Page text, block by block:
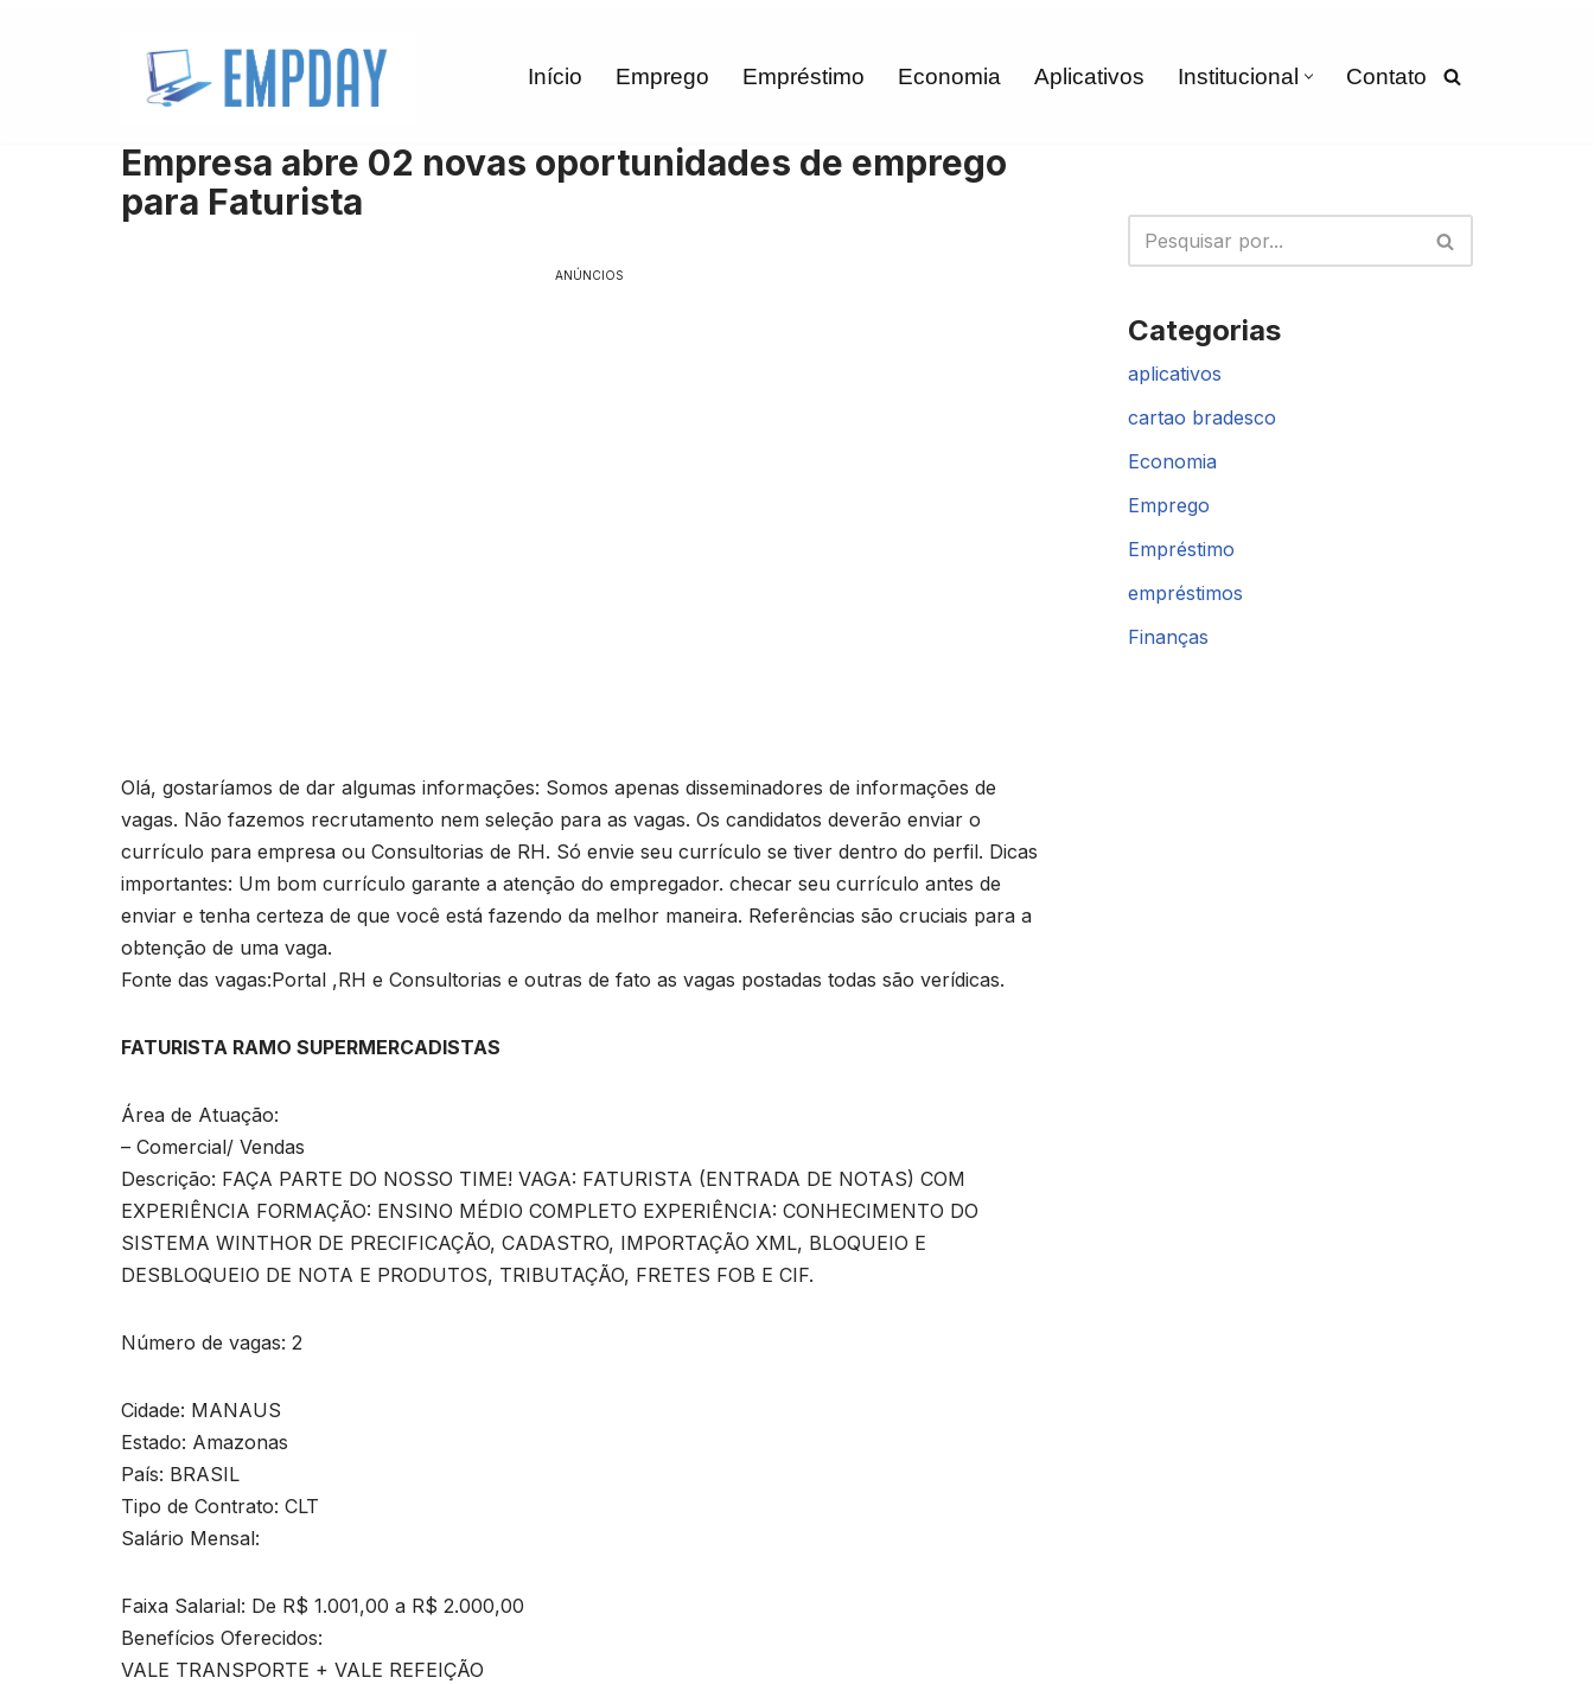
Início Emprego Empréstimo Economia Aplicativos Institucional Contato
Empresa abre 02 novas oportunidades de emprego
para Faturista
ANÚNCIOS
Olá, gostaríamos de dar algumas informações: Somos apenas disseminadores de informações de
vagas. Não fazemos recrutamento nem seleção para as vagas. Os candidatos deverão enviar o
currículo para empresa ou Consultorias de RH. Só envie seu currículo se tiver dentro do perfil. Dicas
importantes: Um bom currículo garante a atenção do empregador. checar seu currículo antes de
enviar e tenha certeza de que você está fazendo da melhor maneira. Referências são cruciais para a
obtenção de uma vaga.
Fonte das vagas:Portal ,RH e Consultorias e outras de fato as vagas postadas todas são verídicas.
FATURISTA RAMO SUPERMERCADISTAS
Área de Atuação:
– Comercial/ Vendas
Descrição: FAÇA PARTE DO NOSSO TIME! VAGA: FATURISTA (ENTRADA DE NOTAS) COM
EXPERIÊNCIA FORMAÇÃO: ENSINO MÉDIO COMPLETO EXPERIÊNCIA: CONHECIMENTO DO
SISTEMA WINTHOR DE PRECIFICAÇÃO, CADASTRO, IMPORTAÇÃO XML, BLOQUEIO E
DESBLOQUEIO DE NOTA E PRODUTOS, TRIBUTAÇÃO, FRETES FOB E CIF.
Número de vagas: 2
Cidade: MANAUS
Estado: Amazonas
País: BRASIL
Tipo de Contrato: CLT
Salário Mensal:
Faixa Salarial: De R$ 1.001,00 a R$ 2.000,00
Benefícios Oferecidos:
VALE TRANSPORTE + VALE REFEIÇÃO
Categorias
aplicativos
cartao bradesco
Economia
Emprego
Empréstimo
empréstimos
Finanças